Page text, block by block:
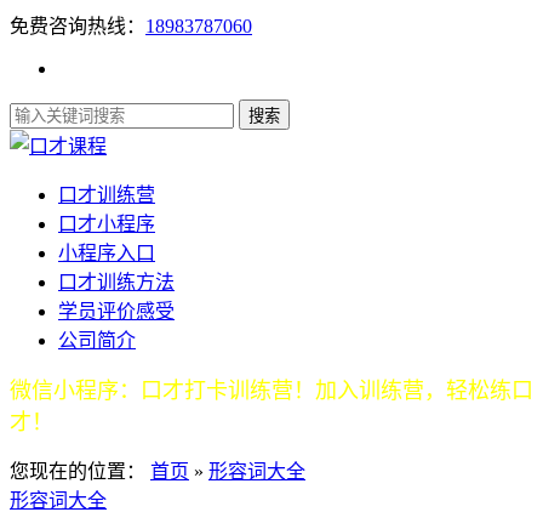
免费咨询热线： 18983787060
口才训练营
口才小程序
小程序入口
口才训练方法
学员评价感受
公司简介
微信小程序：口才打卡训练营！加入训练营，轻松练口
才！
您现在的位置： 首页 » 形容词大全
形容词大全